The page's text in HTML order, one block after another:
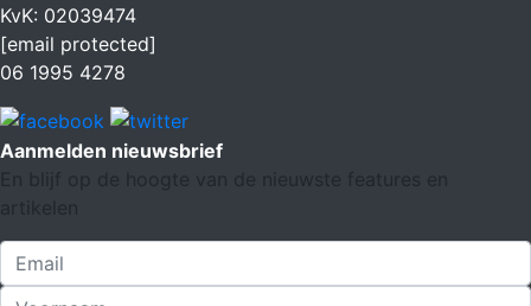
KvK: 02039474
[email protected]
06 1995 4278
Aanmelden nieuwsbrief
En blijf op de hoogte van de nieuwste features en
artikelen